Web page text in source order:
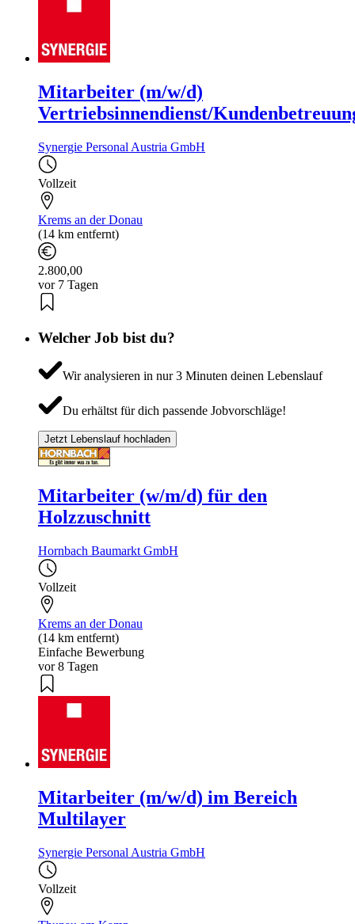
Mitarbeiter (m/w/d)
Vertriebsinnendienst/
Synergie Personal Austria GmbH
Vollzeit
Krems an der Donau
(14 km entfernt)
2.800,00
vor 7 Tagen
Welcher Job bist du?
Wir analysieren in nur 3 Minuten deinen Lebenslauf
Du erhältst für dich passende Jobvorschläge!
Jetzt Lebenslauf hochladen
Mitarbeiter (w/m/d) für den
Holzzuschnitt
Hornbach Baumarkt GmbH
Vollzeit
Krems an der Donau
(14 km entfernt)
Einfache Bewerbung
vor 8 Tagen
Mitarbeiter (m/w/d) im Bereich
Multilayer
Synergie Personal Austria GmbH
Vollzeit